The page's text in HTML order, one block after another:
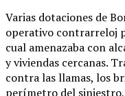
Varias dotaciones de
operativo contrarreloj
cual amenazaba con
y viviendas cercanas.
contra las llamas, los
perímetro del